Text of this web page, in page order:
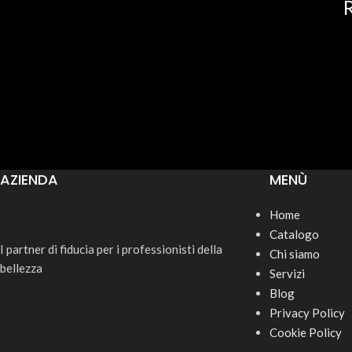
AZIENDA
I partner di fiducia per i professionisti della
bellezza
MENÙ
Home
Catalogo
Chi siamo
Servizi
Blog
Privacy Policy
Cookie Policy